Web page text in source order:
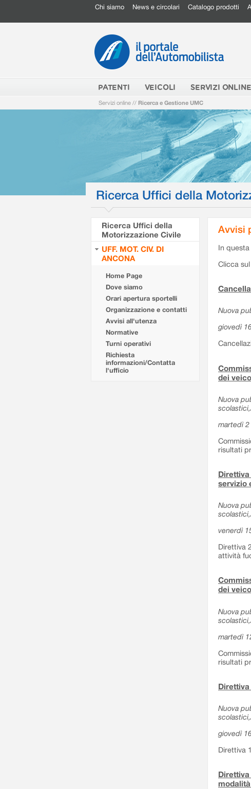
Chi siamo News e circolari Catalogo prodotti
PATENTI VEICOLI SERVIZI ONLINE
Servizi online // Ricerca e Gestione UMC
Ricerca Uffici della
Ricerca Uffici della
Motorizzazione Civile
UFF. MOT. CIV. DI
ANCONA
Home Page
Dove siamo
Orari apertura sportelli
Organizzazione e contatti
Avvisi all'utenza
Normative
Turni operativi
Richiesta
informazioni/Contatta
l'ufficio
Avvisi
In
Clicca
Nuova
giovedì
dei
Nuova
martedì
risultati
servizio
Nuova
venerdì
Direttiva
attività
dei
Nuova
martedì
risultati
Nuova
giovedì
Direttiva